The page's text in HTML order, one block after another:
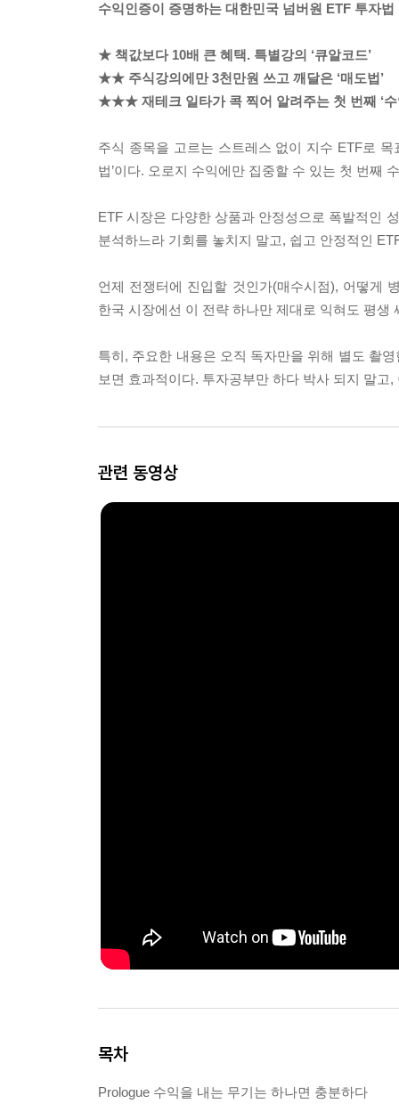
수익인증이 증명하는 대한민국 넘버원 ETF 투자법
★ 책값보다 10배 큰 혜택. 특별강의 ‘큐알코드’
★★ 주식강의에만 3천만원 쓰고 깨달은 ‘매도법’
★★★ 재테크 일타가 콕 찍어 알려주는 첫 번째 ‘수
주식 종목을 고르는 스트레스 없이 지수 ETF로
법’이다. 오로지 수익에만 집중할 수 있는 첫 번째
ETF 시장은 다양한 상품과 안정성으로 폭발적인
분석하느라 기회를 놓치지 말고, 쉽고 안정적인
언제 전쟁터에 진입할 것인가(매수시점), 어떻게
한국 시장에선 이 전략 하나만 제대로 익혀도 평
특히, 주요한 내용은 오직 독자만을 위해 별도 촬
보면 효과적이다. 투자공부만 하다 박사 되지 말
관련 동영상
목차
Prologue 수익을 내는 무기는 하나면 충분하다